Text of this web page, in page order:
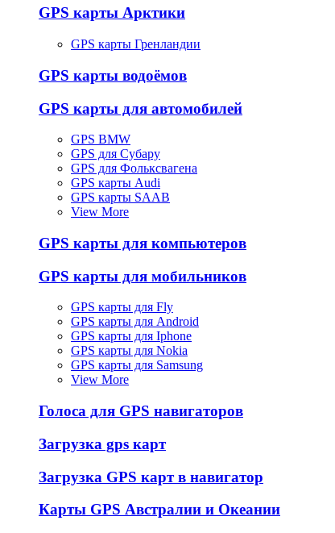
GPS карты Арктики
GPS карты Гренландии
GPS карты водоёмов
GPS карты для автомобилей
GPS BMW
GPS для Субару
GPS для Фольксвагена
GPS карты Audi
GPS карты SAAB
View More
GPS карты для компьютеров
GPS карты для мобильников
GPS карты для Fly
GPS карты для Android
GPS карты для Iphone
GPS карты для Nokia
GPS карты для Samsung
View More
Голоса для GPS навигаторов
Загрузка gps карт
Загрузка GPS карт в навигатор
Карты GPS Австралии и Океании